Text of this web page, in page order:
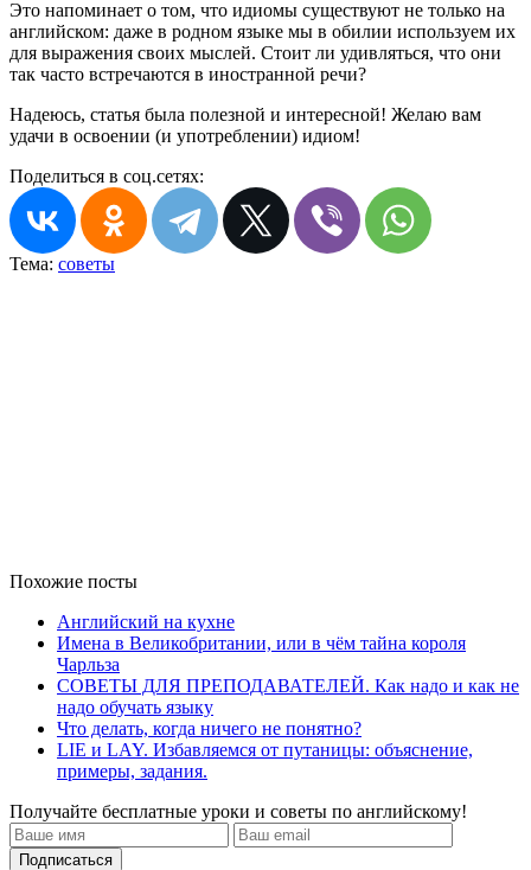
Это напоминает о том, что идиомы существуют не только на
английском: даже в родном языке мы в обилии используем их
для выражения своих мыслей. Стоит ли удивляться, что они
так часто встречаются в иностранной речи?
Надеюсь, статья была полезной и интересной! Желаю вам
удачи в освоении (и употреблении) идиом!
Поделиться в соц.сетях:
Тема: советы
Похожие посты
Английский на кухне
Имена в Великобритании, или в чём тайна короля
Чарльза
СОВЕТЫ ДЛЯ ПРЕПОДАВАТЕЛЕЙ. Как надо и как не
надо обучать языку
Что делать, когда ничего не понятно?
LIE и LAY. Избавляемся от путаницы: объяснение,
примеры, задания.
Получайте бесплатные уроки и советы по английскому!